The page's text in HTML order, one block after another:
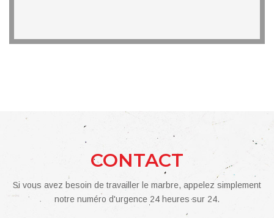
CONTACT
Si vous avez besoin de travailler le marbre, appelez simplement
notre numéro d'urgence 24 heures sur 24.